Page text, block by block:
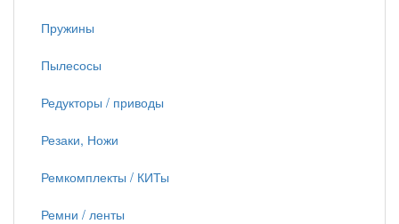
Пружины
Пылесосы
Редукторы / приводы
Резаки, Ножи
Ремкомплекты / КИТы
Ремни / ленты